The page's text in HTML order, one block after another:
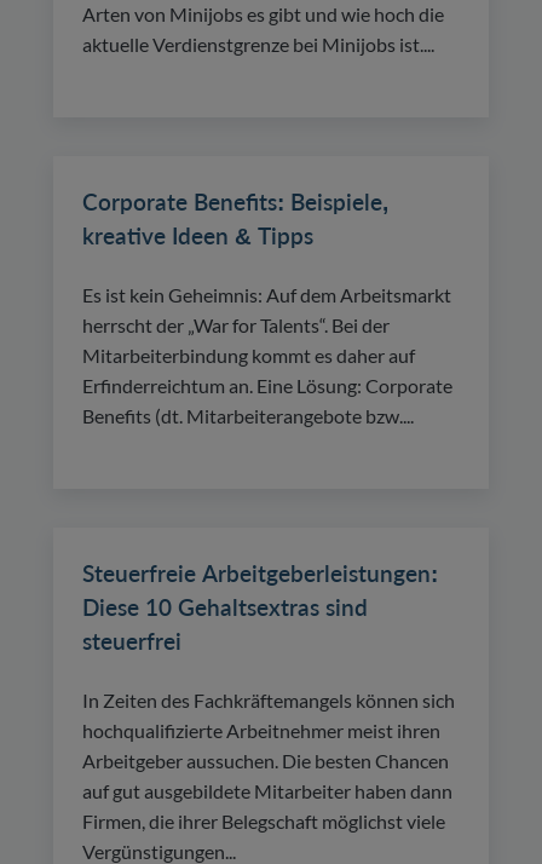
Arten von Minijobs es gibt und wie hoch die
aktuelle Verdienstgrenze bei Minijobs ist....
Corporate Benefits: Beispiele,
kreative Ideen & Tipps
Es ist kein Geheimnis: Auf dem Arbeitsmarkt
herrscht der „War for Talents“. Bei der
Mitarbeiterbindung kommt es daher auf
Erfinderreichtum an. Eine Lösung: Corporate
Benefits (dt. Mitarbeiterangebote bzw....
Steuerfreie Arbeitgeberleistungen:
Diese 10 Gehaltsextras sind
steuerfrei
In Zeiten des Fachkräftemangels können sich
hochqualifizierte Arbeitnehmer meist ihren
Arbeitgeber aussuchen. Die besten Chancen
auf gut ausgebildete Mitarbeiter haben dann
Firmen, die ihrer Belegschaft möglichst viele
Vergünstigungen...